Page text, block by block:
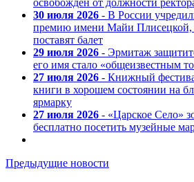
освобожден от должности
30 июля 2026 - В России
премию имени Майи Плисецкой,
поставят балет
29 июля 2026 - Эрмитаж
его имя стало «общеизвестным
27 июля 2026 - Книжный
книги в хорошем состоянии на
ярмарку
27 июля 2026 - «Царское Село»
бесплатно посетить музейные
Предыдущие новости